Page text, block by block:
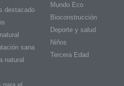
destacado
sana
natural
Mundo Eco
Bioconstrucción
Deporte y salud
Niños
Tercera Edad